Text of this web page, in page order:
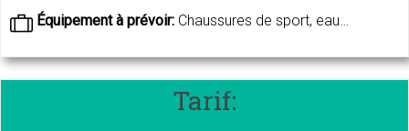
Équipement à prévoir: Chaussures de sport, eau…
Tarif: